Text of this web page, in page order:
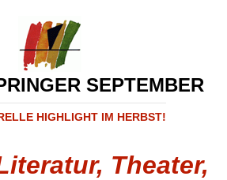
SEPTEMBER
HIGHLIGHT IM HERBST!
Theater,